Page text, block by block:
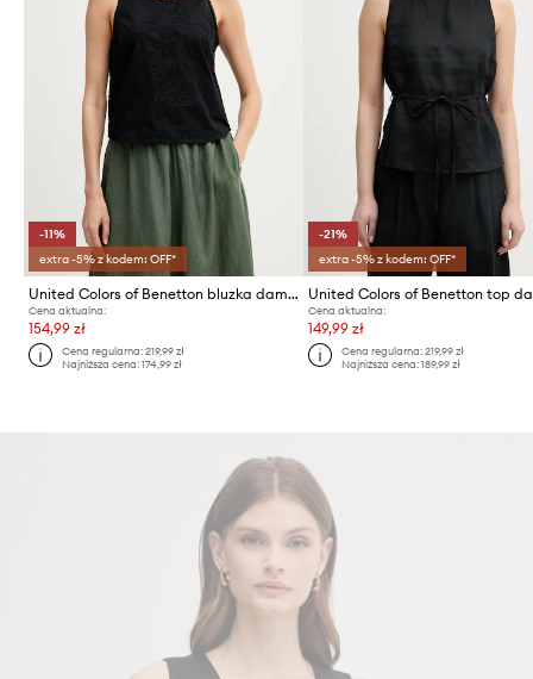
-11%
extra -5% z kodem: OFF*
United Colors of Benetton bluzka damska bawełniana
Cena aktualna:
154,99 zł
Cena regularna:219,99 zł
Najniższa cena:174,99 zł
-21%
extra -5% z kodem: OFF*
Cena aktualna:
149,99 zł
Cena regularna: 219,99 zł
Najniższa cena: 189,99 zł